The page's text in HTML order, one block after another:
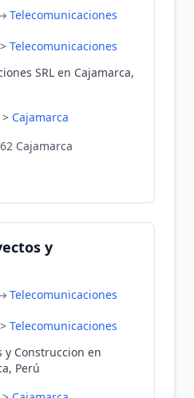
Telecomunicaciones
> Telecomunicaciones
SRL en Cajamarca,
> Cajamarca
Cajamarca
y
Telecomunicaciones
> Telecomunicaciones
y Construccion en
Perú